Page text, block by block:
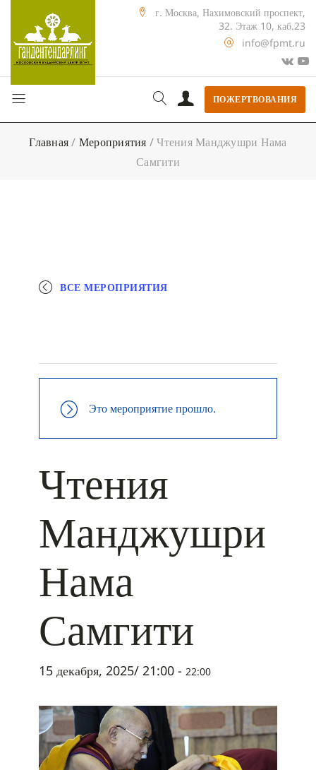
г. Москва, Нахимовский проспект,
32. Этаж 10, каб.23
info@fpmt.ru
ПОЖЕРТВОВАНИЯ
Главная/ Мероприятия /Чтения Манджушри Нама
Самгити
ВСЕ МЕРОПРИЯТИЯ
Это мероприятие прошло.
Чтения
Манджушри
Нама
Самгити
15 декабря, 2025/ 21:00 - 22:00